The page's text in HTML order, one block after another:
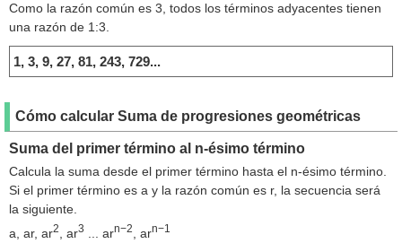
Como la razón común es 3, todos los términos adyacentes tienen
una razón de 1:3.
1, 3, 9, 27, 81, 243, 729...
Cómo calcular Suma de progresiones geométricas
Suma del primer término al n-ésimo término
Calcula la suma desde el primer término hasta el n-ésimo término.
Si el primer término es a y la razón común es r, la secuencia será
la siguiente.
a, ar, ar2 , ar3 ... arn−2 , arn−1